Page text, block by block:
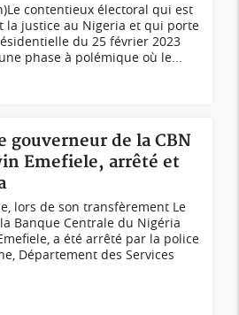
contentieux électoral qui est
la justice au Nigeria et qui porte
du 25 février 2023
phase à polémique où le...
gouverneur de la CBN
Emefiele, arrêté et
lors de son transfèrement Le
Banque Centrale du Nigéria
a été arrêté par la police
Département des Services